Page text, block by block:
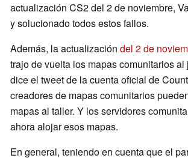
actualización CS2 del 2 de noviembre,
y solucionado todos estos fallos.
Además, la actualización del 2 de
trajo de vuelta los mapas comunitarios
dice el tweet de la cuenta oficial de
creadores de mapas comunitarios
mapas al taller. Y los servidores
ahora alojar esos mapas.
En general, teniendo en cuenta que el